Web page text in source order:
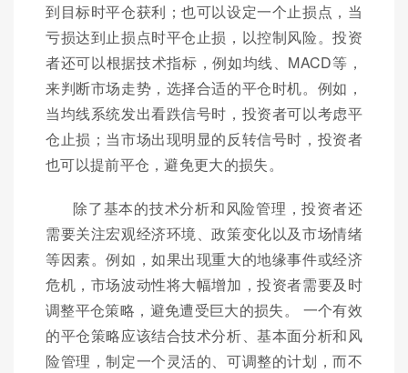
到目标时平仓获利；也可以设定一个止损点，当
亏损达到止损点时平仓止损，以控制风险。投资
者还可以根据技术指标，例如均线、MACD等，
来判断市场走势，选择合适的平仓时机。例如，
当均线系统发出看跌信号时，投资者可以考虑平
仓止损；当市场出现明显的反转信号时，投资者
也可以提前平仓，避免更大的损失。
除了基本的技术分析和风险管理，投资者还
需要关注宏观经济环境、政策变化以及市场情绪
等因素。例如，如果出现重大的地缘事件或经济
危机，市场波动性将大幅增加，投资者需要及时
调整平仓策略，避免遭受巨大的损失。 一个有效
的平仓策略应该结合技术分析、基本面分析和风
险管理，制定一个灵活的、可调整的计划，而不